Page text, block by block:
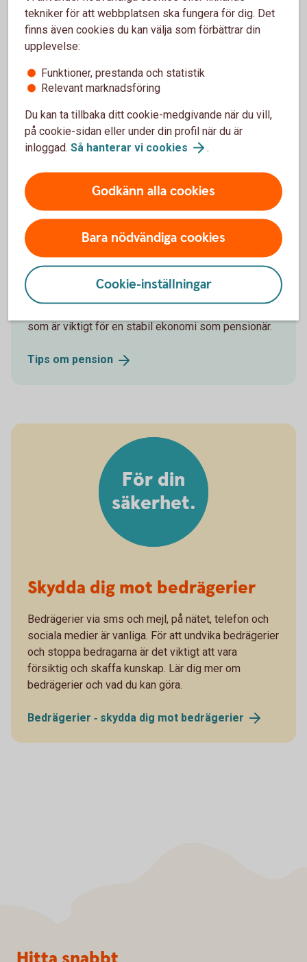
Att koppla av ska inte innebära ekonomisk stress.
Planera för resor, upplevelser och ledighet utan att
tappa kontrollen.
Fritid ochsemester
Tips om sparande
sätta mål och välja sparform som passar din
Tips om
Tips om pension
som är viktigt för en stabil ekonomi som pensionär.
Tips om pension
För din
säkerhet.
Skydda dig mot bedrägerier
Bedrägerier via sms och mejl, på nätet, telefon och
sociala medier är vanliga. För att undvika bedrägerier
och stoppa bedragarna är det viktigt att vara
försiktig och skaffa kunskap. Lär dig mer om
bedrägerier och vad du kan göra.
Bedrägerier ‐ skydda dig mot bedrägerier
tekniker för att webbplatsen ska fungera för dig. Det
finns även cookies du kan välja som förbättrar din
upplevelse:
Funktioner, prestanda och statistik
Relevant marknadsföring
Du kan ta tillbaka ditt cookie-medgivande när du vill,
på cookie-sidan eller under din profil när du är
inloggad. Så hanterar vi cookies .
Godkänn alla cookies
Bara nödvändiga cookies
Cookie-inställningar
Sidfot